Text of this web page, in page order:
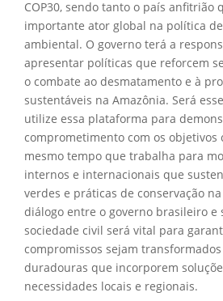
COP30, sendo tanto o país anfitrião
importante ator global na política
ambiental. O governo terá a
apresentar políticas que reforcem
o combate ao desmatamento e à
sustentáveis na Amazônia. Será
utilize essa plataforma para
comprometimento com os objetivos
mesmo tempo que trabalha para
internos e internacionais que
verdes e práticas de conservação
diálogo entre o governo brasileiro e
sociedade civil será vital para
compromissos sejam
duradouras que incorporem
necessidades locais e regionais.